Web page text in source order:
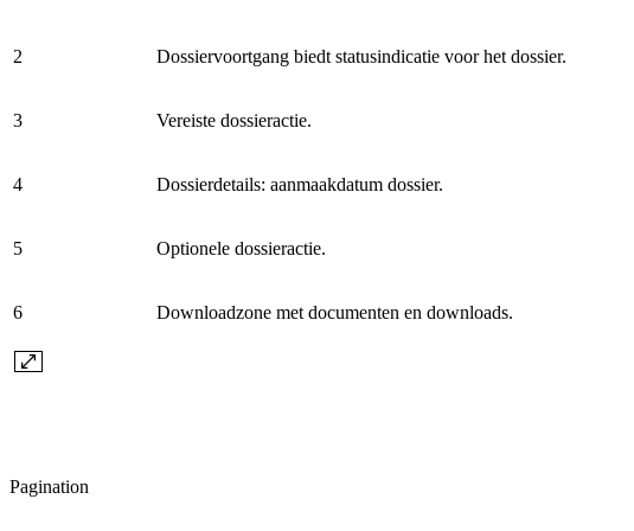
2 Dossiervoortgang biedt statusindicatie voor het dossier.
3 Vereiste dossieractie.
4 Dossierdetails: aanmaakdatum dossier.
5 Optionele dossieractie.
6 Downloadzone met documenten en downloads.
Pagination